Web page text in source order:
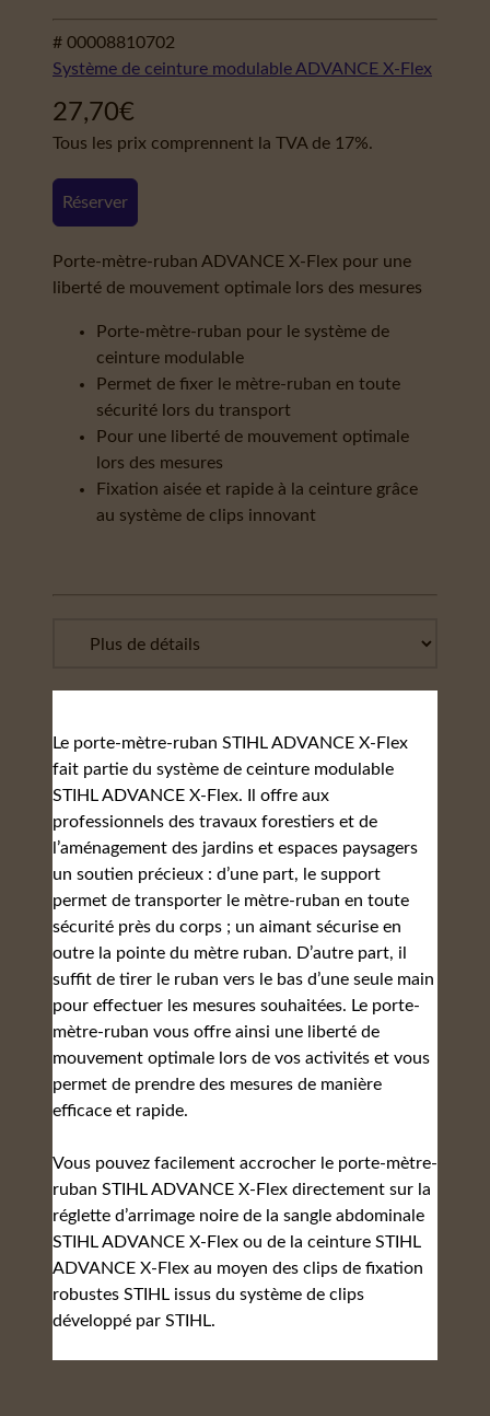
# 00008810702
Système de ceinture modulable ADVANCE X-Flex
27,70€
Tous les prix comprennent la TVA de 17%.
Réserver
Porte-mètre-ruban ADVANCE X-Flex pour une
liberté de mouvement optimale lors des mesures
Porte-mètre-ruban pour le système de
ceinture modulable
Permet de fixer le mètre-ruban en toute
sécurité lors du transport
Pour une liberté de mouvement optimale
lors des mesures
Fixation aisée et rapide à la ceinture grâce
au système de clips innovant
Le porte-mètre-ruban STIHL ADVANCE X-Flex
fait partie du système de ceinture modulable
STIHL ADVANCE X-Flex. Il offre aux
professionnels des travaux forestiers et de
l’aménagement des jardins et espaces paysagers
un soutien précieux : d’une part, le support
permet de transporter le mètre-ruban en toute
sécurité près du corps ; un aimant sécurise en
outre la pointe du mètre ruban. D’autre part, il
suffit de tirer le ruban vers le bas d’une seule main
pour effectuer les mesures souhaitées. Le porte-
mètre-ruban vous offre ainsi une liberté de
mouvement optimale lors de vos activités et vous
permet de prendre des mesures de manière
efficace et rapide.
Vous pouvez facilement accrocher le porte-mètre-
ruban STIHL ADVANCE X-Flex directement sur la
réglette d’arrimage noire de la sangle abdominale
STIHL ADVANCE X-Flex ou de la ceinture STIHL
ADVANCE X-Flex au moyen des clips de fixation
robustes STIHL issus du système de clips
développé par STIHL.